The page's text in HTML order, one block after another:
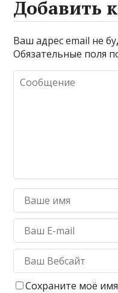
Добавить
Ваш адрес email не
Обязательные поля
Сохраните моё